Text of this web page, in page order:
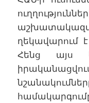
ղեկավարում է
Հենց այս